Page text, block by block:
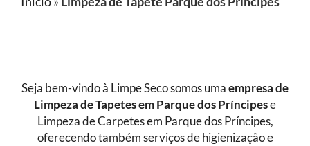
Seja bem-vindo à Limpe Seco somos uma empresa de
Limpeza de Tapetesem Parque dos Príncipese
Limpeza de Carpetes em Parque dos Príncipes,
oferecendo também serviços de higienização e